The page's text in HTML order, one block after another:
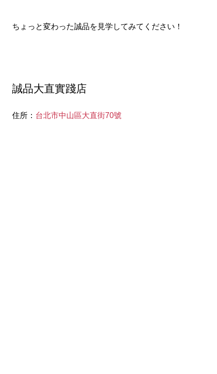
ちょっと変わった誠品を見学してみてください！
誠品大直實踐店
住所： 台北市中山區大直街70號